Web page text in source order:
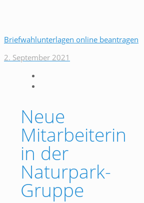
Briefwahlunterlagen online beantragen
2. September 2021
Neue
Mitarbeiterin
in der
Naturpark-
Gruppe